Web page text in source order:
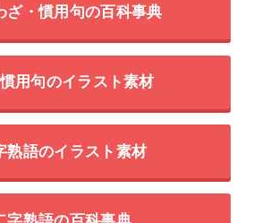
ざ・慣用句の百科事典
用句のイラスト素材
熟語のイラスト素材